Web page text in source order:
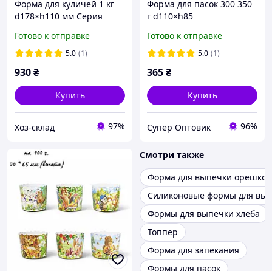
Форма для куличей 1 кг
d178×h110 мм Серия
для выпекания Пасхи
Готово к отправке
5.0 (1)
930₴
Купить
Хоз-склад 97%
Форма для пасок 300 350
г d110×h85
бумажные формы для
выпечки, 50 шт
Готово к отправке
5.0 (1)
365₴
Купить
Супер Оптовик 96%
Смотри также
Форма для выпечки орешков
Силиконовые формы для
Формы для выпечки хлеба
Топпер
Форма для запекания
Формы для пасок